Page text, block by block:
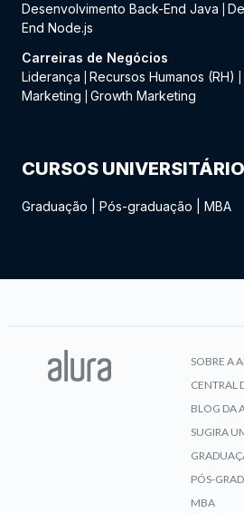
Desenvolvimento Back-End Java
End Node.js
Carreiras de Negócios
Liderança
Recursos Humanos (RH)
Marketing
Growth Marketing
CURSOS
Graduação Pós-graduação MBA
SOBRE A
CENTRAL
BLOG DA
SUGIRA
PÓS-
MBA